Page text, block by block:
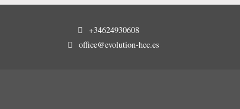
+34624930608
office@evolution-hcc.es